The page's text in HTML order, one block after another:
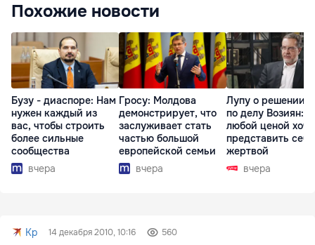
Похожие новости
Бузу - диаспоре: Нам
нужен каждый из
вас, чтобы строить
более сильные
сообщества
вчера
Гросу: Молдова
демонстрирует, что
заслуживает стать
частью большой
европейской семьи
вчера
Лупу о решении
по делу Возиян:
любой ценой
представить себя
жертвой
вчера
Kp 14 декабря 2010, 10:16 560